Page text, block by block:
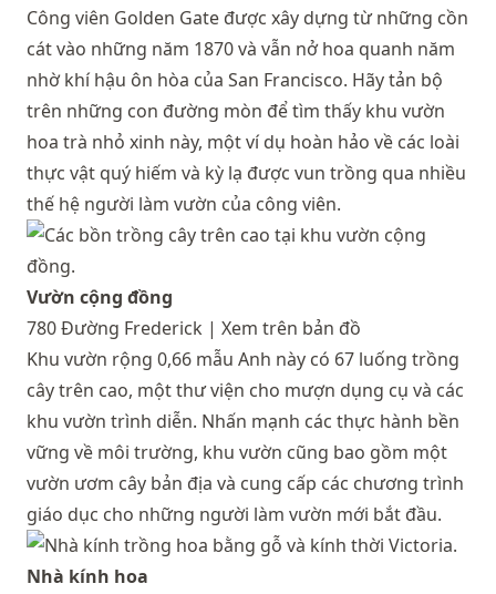
Công viên Golden Gate được xây dựng từ những cồn
cát vào những năm 1870 và vẫn nở hoa quanh năm
nhờ khí hậu ôn hòa của San Francisco. Hãy tản bộ
trên những con đường mòn để tìm thấy khu vườn
hoa trà nhỏ xinh này, một ví dụ hoàn hảo về các loài
thực vật quý hiếm và kỳ lạ được vun trồng qua nhiều
thế hệ người làm vườn của công viên.
Vườn cộng đồng
780 Đường Frederick | Xem trên bản đồ
Khu vườn rộng 0,66 mẫu Anh này có 67 luống trồng
cây trên cao, một thư viện cho mượn dụng cụ và các
khu vườn trình diễn. Nhấn mạnh các thực hành bền
vững về môi trường, khu vườn cũng bao gồm một
vườn ươm cây bản địa và cung cấp các chương trình
giáo dục cho những người làm vườn mới bắt đầu.
Nhà kính hoa